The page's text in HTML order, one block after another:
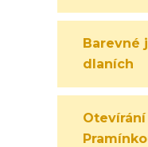
Barevné
dlaních
Otevírání